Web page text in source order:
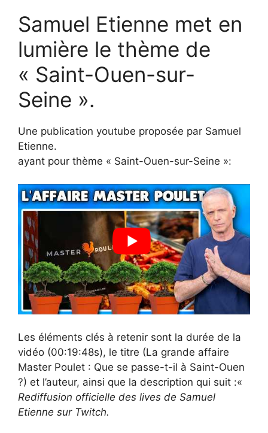
Samuel Etienne met en
lumière le thème de
« Saint-Ouen-sur-
Seine ».
Une publication youtube proposée par Samuel
Etienne.
ayant pour thème « Saint-Ouen-sur-Seine »:
Les éléments clés à retenir sont la durée de la
vidéo (00:19:48s), le titre (La grande affaire
Master Poulet : Que se passe-t-il à Saint-Ouen
?) et l’auteur, ainsi que la description qui suit :«
Rediffusion officielle des lives de Samuel
Etienne sur Twitch.